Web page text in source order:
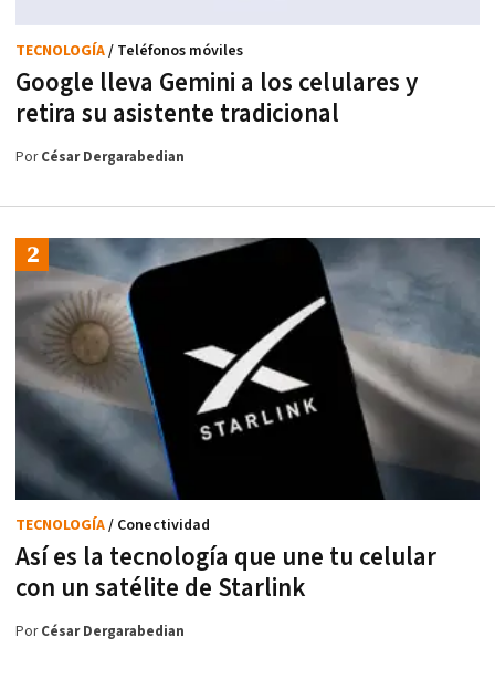
Google lleva Gemini a los celulares y
retira su asistente tradicional
TECNOLOGÍA/ Teléfonos móviles
PorCésar Dergarabedian
Así es la tecnología que une tu celular
con un satélite de Starlink
TECNOLOGÍA/ Conectividad
PorCésar Dergarabedian